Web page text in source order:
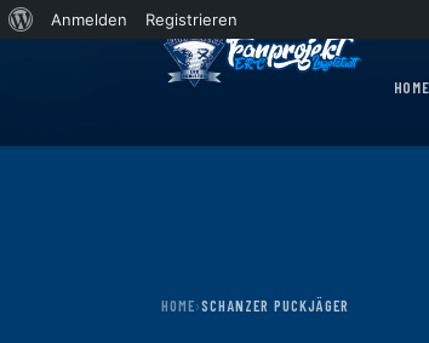
Über
Anmelden Registrieren
HOME
Express 2026/2027 rollt nach Krefeld! Wohin rollt der
HOME›SCHANZER PUCKJÄGER